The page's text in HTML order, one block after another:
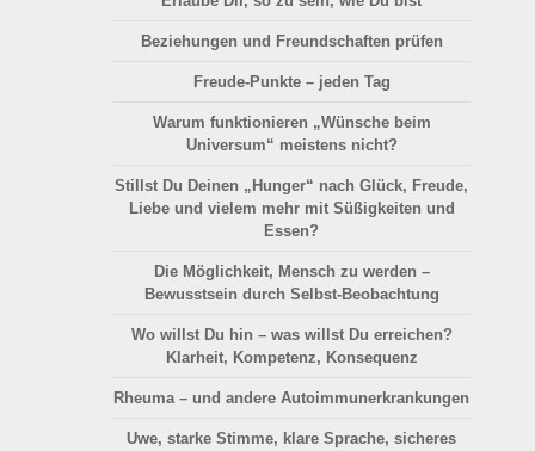
Beziehungen und Freundschaften prüfen
Freude-Punkte – jeden Tag
Warum funktionieren „Wünsche beim
Universum“ meistens nicht?
Stillst Du Deinen „Hunger“ nach Glück, Freude,
Liebe und vielem mehr mit Süßigkeiten und
Essen?
Die Möglichkeit, Mensch zu werden –
Bewusstsein durch Selbst-Beobachtung
Wo willst Du hin – was willst Du erreichen?
Klarheit, Kompetenz, Konsequenz
Rheuma – und andere Autoimmunerkrankungen
Uwe, starke Stimme, klare Sprache, sicheres